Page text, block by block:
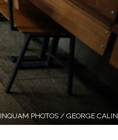
INQUAM PHOTOS / GEORGE CALIN